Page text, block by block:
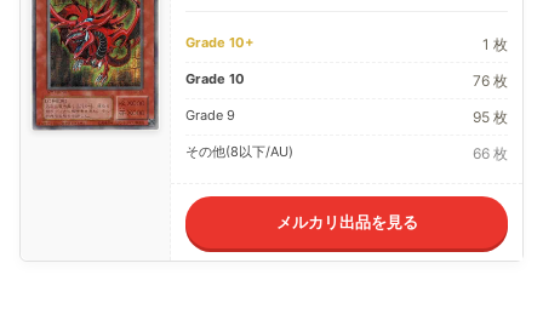
Grade 10+ 1 枚
Grade 10 76 枚
Grade 9 95 枚
その他(8以下/AU) 66 枚
メルカリ出品を見る